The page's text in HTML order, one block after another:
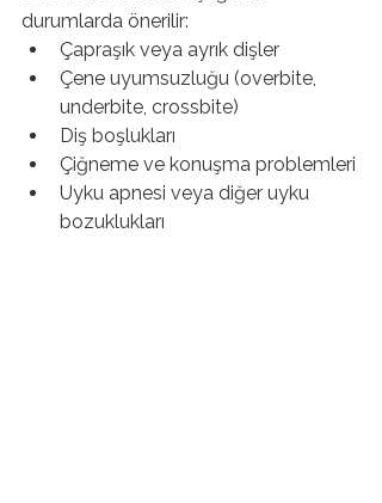
durumlarda önerilir:
Çapraşık veya ayrık dişler
Çene uyumsuzluğu (overbite,
underbite, crossbite)
Diş boşlukları
Çiğneme ve konuşma problemleri
Uyku apnesi veya diğer uyku
bozuklukları